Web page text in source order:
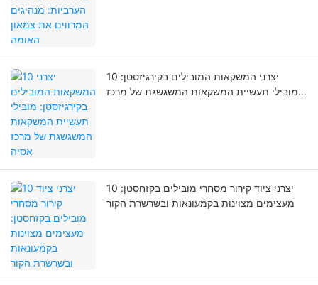
10 יצרני המשקאות המובילים בקירגיזסטן:
מובילי תעשיית המשקאות המשגשגת של מרכז
10 יצרני ציוד קירור מסחרי מובילים בקזחסטן:
מעצימים מצוינות בקמעונאות ובשרשרת הקור